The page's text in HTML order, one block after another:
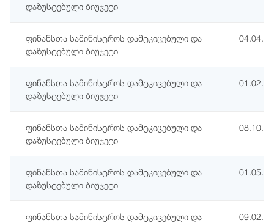
დაზუსტებული ბიუჯეტი
ფინანსთა სამინისტროს დამტკიცებული და
დაზუსტებული ბიუჯეტი
ფინანსთა სამინისტროს დამტკიცებული და
დაზუსტებული ბიუჯეტი
ფინანსთა სამინისტროს დამტკიცებული და
დაზუსტებული ბიუჯეტი
ფინანსთა სამინისტროს დამტკიცებული და
დაზუსტებული ბიუჯეტი
ფინანსთა სამინისტროს დამტკიცებული და